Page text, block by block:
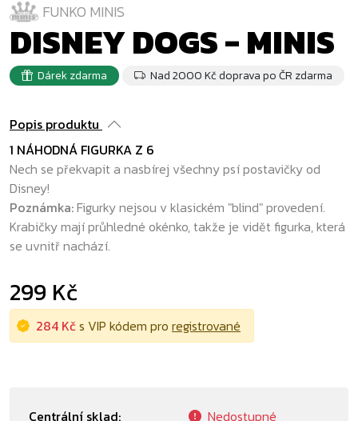
FUNKO MINIS
DISNEY DOGS - MINIS
Dárek zdarma Nad 2000 Kč doprava po ČR zdarma
Popis produktu
1 NÁHODNÁ FIGURKA Z 6
Nech se překvapit a nasbírej všechny psí postavičky od
Disney!
Poznámka:Figurky nejsou v klasickém "blind" provedení.
Krabičky mají průhledné okénko, takže je vidět figurka, která
se uvnitř nachází.
299 Kč
284 Kčs VIP kódem pro registrované
Centrální sklad:
Nedostupné